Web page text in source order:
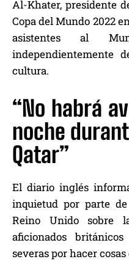
Al-Khater, presidente
Copa del Mundo 2022
asistentes al
independientemente
cultura.
“No habrá
noche
Qatar”
El diario inglés
inquietud por parte
Reino Unido sobre
aficionados
severas por hacer